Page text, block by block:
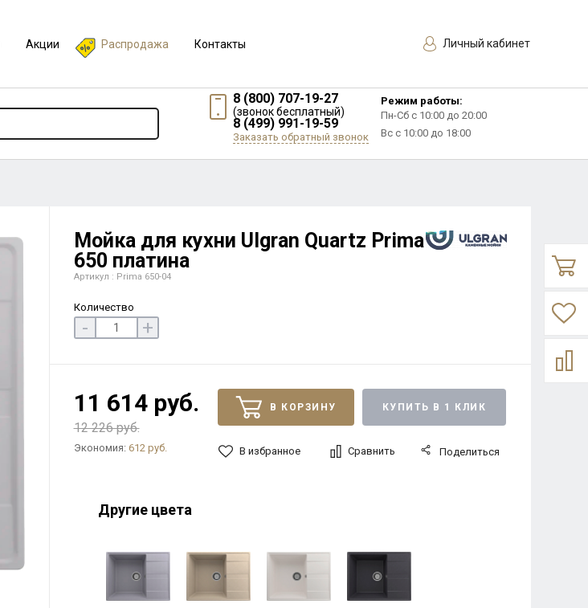
Акции Распродажа Контакты Личный кабинет
8 (800) 707-19-27
(звонок бесплатный)
8 (499) 991-19-59
Заказать обратный звонок
Режим работы:
Пн-Сб с 10:00 до 20:00
Вс с 10:00 до 18:00
Мойка для кухни Ulgran Quartz Prima
650 платина
Артикул : Prima 650-04
Количество
- +
11 614 руб.
12 226 руб.
Экономия: 612 руб.
В КОРЗИНУ КУПИТЬ В 1 КЛИК
В избранное Сравнить Поделиться
Другие цвета